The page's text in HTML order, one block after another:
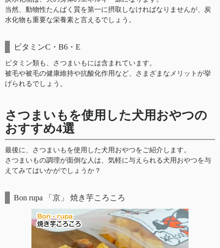
当然、動物性たんぱく質を第一に摂取しなければなりませんが、炭
水化物も重要な栄養素と言えるでしょう。
ビタミンC・B6・E
ビタミン類も、さつまいもには含まれています。
被毛や被毛の健康維持や抗酸化作用など、さまざまなメリットが挙
げられるでしょう。
さつまいもを使用した犬用おやつの
おすすめ4選
最後に、さつまいもを使用した犬用おやつをご紹介します。
さつまいもの調理が面倒な人は、気軽に与えられる犬用おやつを与
えてみてはいかがでしょうか？
Bon rupa 「京」 焼き芋ころころ